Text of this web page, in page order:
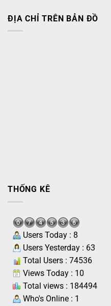
ĐỊA CHỈ TRÊN BẢN ĐỒ
THỐNG KÊ
Users Today : 8
Users Yesterday : 63
Total Users : 74536
Views Today : 10
Total views : 184494
Who's Online : 1